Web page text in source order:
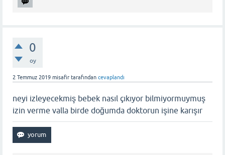
0
oy
2 Temmuz 2019 misafir tarafından cevaplandı
neyi izleyecekmiş bebek nasıl çıkıyor bilmiyormuymuş
izin verme valla birde doğumda doktorun işine karışır